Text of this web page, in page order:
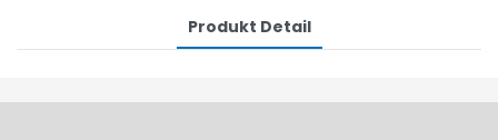
Produkt Detail